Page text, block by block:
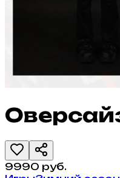
9990 руб.